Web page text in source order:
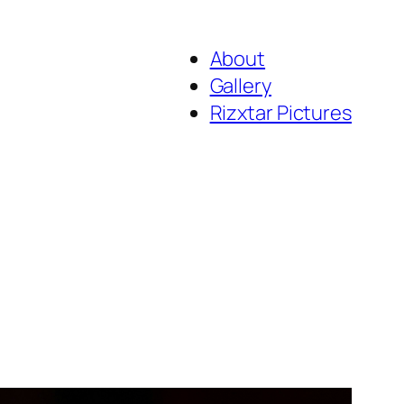
About
Gallery
Rizxtar Pictures